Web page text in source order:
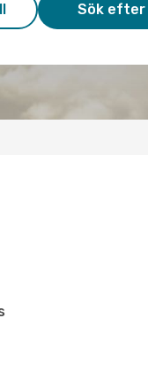
Sök efter